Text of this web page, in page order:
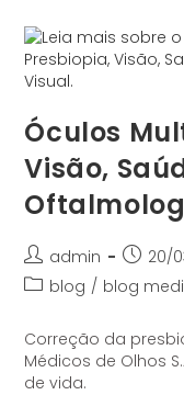
Óculos
Visão,
admin
20/
blog / blog
Correção da
Médicos de Olhos
de vida.